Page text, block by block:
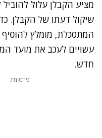
מציע הקבלן עלול
שיקול דעתו של הקבלן.
המתסכלת, מומלץ להוסיף
עשויים לעכב את מועד
חדש.
פרסומת